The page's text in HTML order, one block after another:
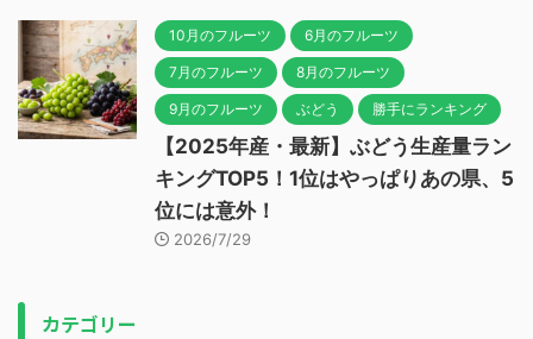
10月のフルーツ 6月のフルーツ
7月のフルーツ 8月のフルーツ
9月のフルーツ ぶどう 勝手にランキング
【2025年産・最新】ぶどう生産量ラン
キングTOP5！1位はやっぱりあの県、5
位には意外！
2026/7/29
カテゴリー